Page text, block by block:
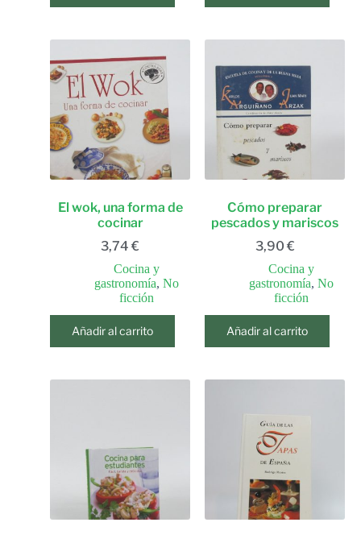
El wok, una forma de
cocinar
3,74 €
Cocina y
gastronomía, No
ficción
Añadir al carrito
Cómo preparar
pescados y mariscos
3,90 €
Cocina y
gastronomía, No
ficción
Añadir al carrito